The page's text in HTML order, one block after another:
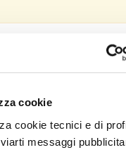
cookie
cookie tecnici e di
messaggi